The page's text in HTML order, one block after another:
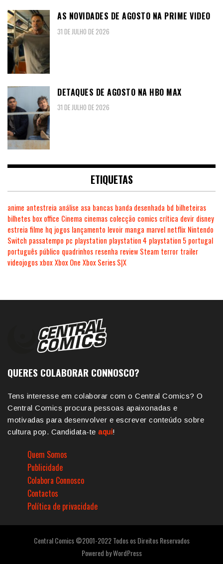
AS NOVIDADES DE AGOSTO NA PRIME VIDEO
31 DE JULHO DE 2026
DETAQUES DE AGOSTO NA HBO MAX
31 DE JULHO DE 2026
ETIQUETAS
anime antestreia análise asa bancas banda desenhada bd bilheteiras
bilhetes box office Cinema cinemas colecção comics crítica devir disney
estreia filme hq jogos lançamento levoir manga marvel netflix Nintendo
Switch passatempo pc playstation playstation 4 playstation 5 portugal
português público quadrinhos resenha review Steam terror trailer
videojogosxboxXbox One Xbox Series S|X
QUERES COLABORAR CONNOSCO?
Tens interesse em colaborar com o Central Comics? O
Central Comics procura pessoas apaixonadas e
motivadas para desenvolver e escrever conteúdo sobre
cultura pop. Candidata-te aqui!
Quem Somos
Publicidade
Colabora Connosco
Contactos
Política de privacidade
Central Comics ©2001-2022 Todos os Direitos Reservados
Powered byWordPress